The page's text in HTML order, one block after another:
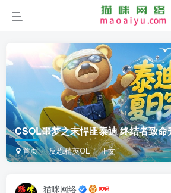
CSOL噩梦之末悍匪泰迪 终结者致命
首页 反恐精英OL 正文
猫咪网络